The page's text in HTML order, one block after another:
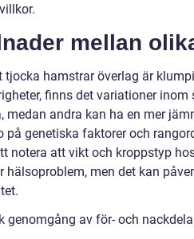
mellan
tjocka hamstrar överlag är
finns det variationer
medan andra kan ha en mer
på genetiska faktorer och
notera att vikt och kroppstyp
hälsoproblem, men det kan
genomgång av för- och